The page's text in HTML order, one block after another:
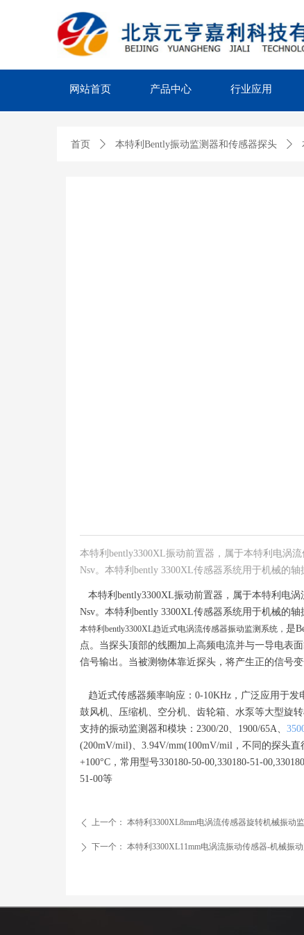
网站首页 产品中心 行业应用
首页 ꄲ 本特利Bently振动监测器和传感器探头 ꄲ
本特利bently3300XL振动前置器，属于本特利电涡
Nsv。本特利bently 3300XL传感器系统用于机械的
本特利bently3300XL振动前置器，属于本特利电涡
Nsv。本特利bently 3300XL传感器系统用于机械的
本特利bently3300XL趋近式电涡流传感器振动监测系统， 是
点。当探头顶部的线圈加上高频电流并与一导电表
信号输出。当被测物体靠近探头，将产生正的信号
趋近式传感器频率响应：0-10KHz，广泛应用于发
鼓风机、压缩机、空分机、齿轮箱、水泵等大型旋
支持的振动监测器和模块：2300/20、1900/65A、
(200mV/mil)、3.94V/mm(100mV/mil，不同的探头
+100°C，常用型号330180-50-00,330180-51-
51-00等
ꄴ 上一个： 本特利3300XL8mm电涡流传感器旋转机械振动
ꄲ 下一个： 本特利3300XL11mm电涡流振动传感器-机械振